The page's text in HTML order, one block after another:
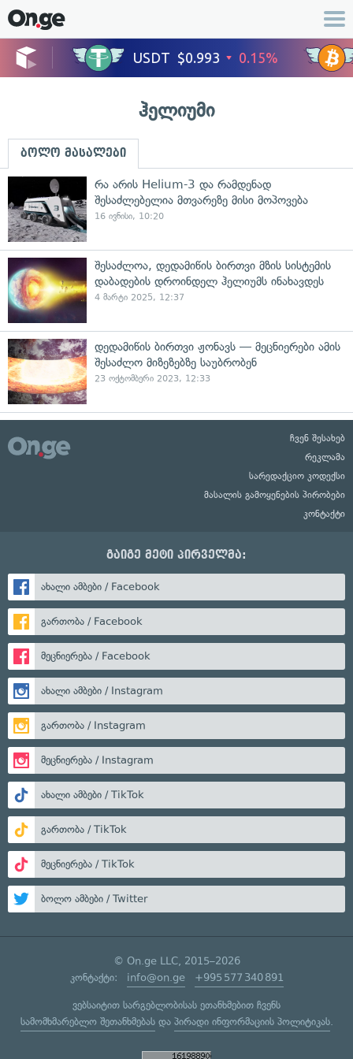
ჰელიუმი
ბოლო მასალები
რა არის Helium-3 და რამდენად
შესაძლებელია მთვარეზე მისი მოპოვება
16 ივნისი, 10:20
შესაძლოა, დედამიწის ბირთვი მზის სისტემის
დაბადების დროინდელ ჰელიუმს ინახავდეს
4 მარტი 2025, 12:37
დედამიწის ბირთვი ჟონავს — მეცნიერები ამის
შესაძლო მიზეზებზე საუბრობენ
23 ოქტომბერი 2023, 12:33
ჩვენ შესახებ
რეკლამა
სარედაქციო კოდექსი
მასალის გამოყენების პირობები
კონტაქტი
გაიგე მეტი პირველმა:
ახალი ამბები / Facebook
გართობა / Facebook
მეცნიერება / Facebook
ახალი ამბები / Instagram
გართობა / Instagram
მეცნიერება / Instagram
ახალი ამბები / TikTok
გართობა / TikTok
მეცნიერება / TikTok
ბოლო ამბები / Twitter
© On.ge LLC, 2015–2026
კონტაქტი: info@on.ge +995 577 340 891
ვებსაიტით სარგებლობისას ეთანხმებით ჩვენს
სამომხმარებლო შეთანხმებასდა პირადი ინფორმაციის პოლიტიკას.